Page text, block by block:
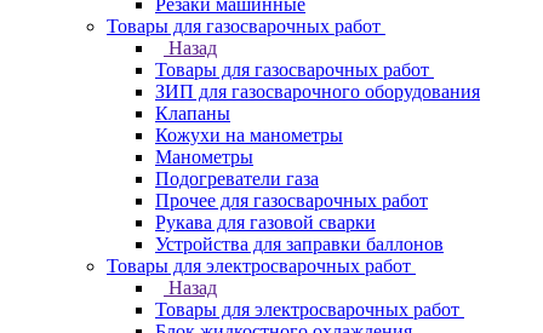
Резаки машинные
Товары для газосварочных работ
Назад
Товары для газосварочных работ
ЗИП для газосварочного оборудования
Клапаны
Кожухи на манометры
Манометры
Подогреватели газа
Прочее для газосварочных работ
Рукава для газовой сварки
Устройства для заправки баллонов
Товары для электросварочных работ
Назад
Товары для электросварочных работ